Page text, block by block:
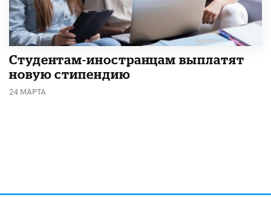
Студентам-иностранцам выплатят
новую стипендию
24 МАРТА